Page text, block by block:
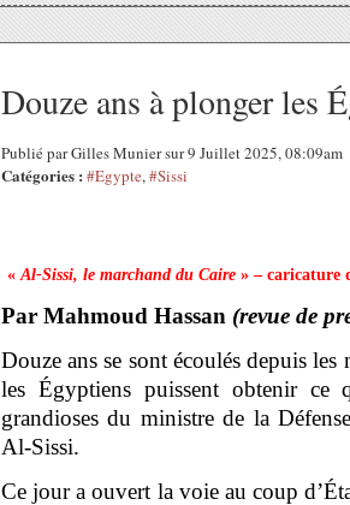
Douze ans à plonger les
Publié par Gilles Munier sur 9 Juillet 2025, 08:09am
Catégories : #Egypte,#Sissi
«Al-Sissi, le marchand du Caire » – caricature
Par Mahmoud Hassan (revue de
Douze ans se sont écoulés depuis
les Égyptiens puissent obtenir ce
grandioses du ministre de la
Al-Sissi.
Ce jour a ouvert la voie au coup